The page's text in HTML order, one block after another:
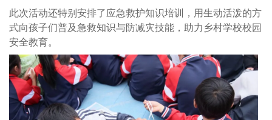
此次活动还特别安排了应急救护知识培训，用生动活泼的方
式向孩子们普及急救知识与防减灾技能，助力乡村学校校园
安全教育。